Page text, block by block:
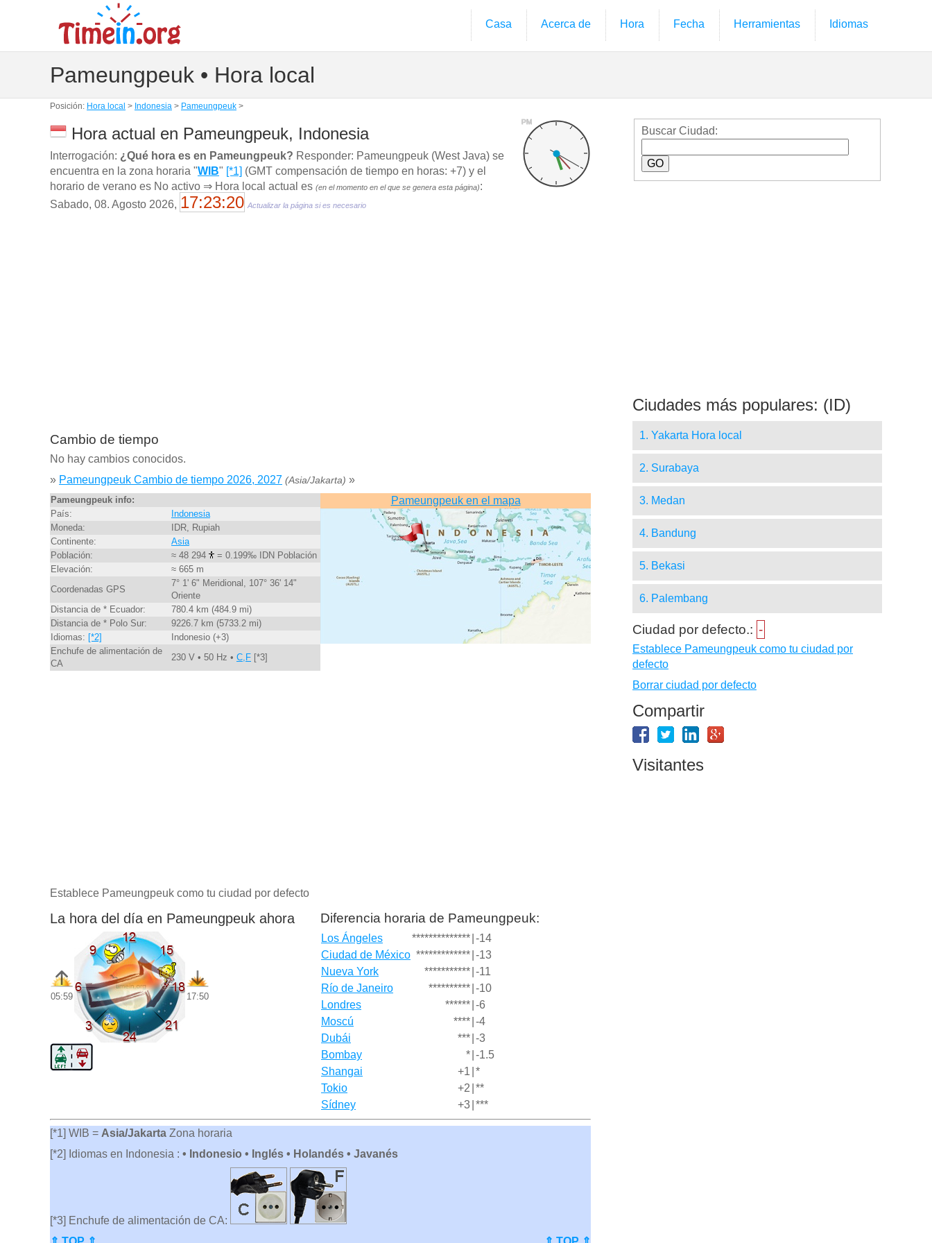
Casa Acerca de Hora Fecha Herramientas Idiomas
Pameungpeuk • Hora local
Posición: Hora local > Indonesia > Pameungpeuk >
PM
Hora actual en Pameungpeuk, Indonesia
Interrogación: ¿Qué hora es en Pameungpeuk? Responder: Pameungpeuk (West Java) se
encuentra en la zona horaria "WIB" [*1] (GMT compensación de tiempo en horas: +7) y el
horario de verano es No activo ⇒ Hora local actual es (en el momento en el que se genera esta página):
Sabado, 08. Agosto 2026, 17:23:21 Actualizar la página si es necesario
Cambio de tiempo
No hay cambios conocidos.
» Pameungpeuk Cambio de tiempo 2026, 2027 (Asia/Jakarta) »
Pameungpeuk info:
País:
Indonesia
Moneda:
IDR, Rupiah
Continente:
Asia
Población:
≈ 48 294
= 0.199‰ IDN Población
Elevación:
≈ 665 m
Coordenadas GPS
7° 1' 6" Meridional, 107° 36' 14"
Oriente
Distancia de * Ecuador:
780.4 km (484.9 mi)
Distancia de * Polo Sur:
9226.7 km (5733.2 mi)
Idiomas: [*2]
Indonesio (+3)
Enchufe de alimentación de
CA
230 V • 50 Hz • C,F [*3]
Pameungpeuk en el mapa
Establece Pameungpeuk como tu ciudad por defecto
La hora del día en Pameungpeuk ahora
05:59 17:50
Diferencia horaria de Pameungpeuk:
Los Ángeles ************** -14
Ciudad de México ************* -13
Nueva York
*********** -11
Río de Janeiro
********** -10
Londres
****** -6
Moscú
**** -4
Dubái
*** -3
Bombay
* -1.5
Shangai
+1 *
Tokio
+2 **
Sídney
+3 ***
[*1] WIB = Asia/Jakarta Zona horaria
[*2] Idiomas en Indonesia : • Indonesio • Inglés • Holandés • Javanés
[*3] Enchufe de alimentación de CA:
Buscar Ciudad:
Ciudades más populares: (ID)
1. Yakarta Hora local
2. Surabaya
3. Medan
4. Bandung
5. Bekasi
6. Palembang
Ciudad por defecto.: -
Establece Pameungpeuk como tu ciudad por
defecto
Borrar ciudad por defecto
Compartir
Visitantes